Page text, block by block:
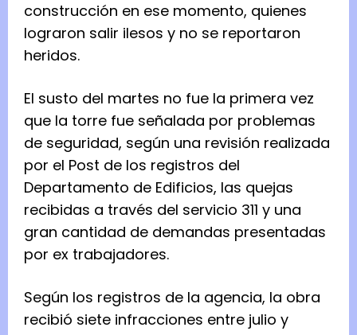
construcción en ese momento, quienes
lograron salir ilesos y no se reportaron
heridos.
El susto del martes no fue la primera vez
que la torre fue señalada por problemas
de seguridad, según una revisión realizada
por el Post de los registros del
Departamento de Edificios, las quejas
recibidas a través del servicio 311 y una
gran cantidad de demandas presentadas
por ex trabajadores.
Según los registros de la agencia, la obra
recibió siete infracciones entre julio y